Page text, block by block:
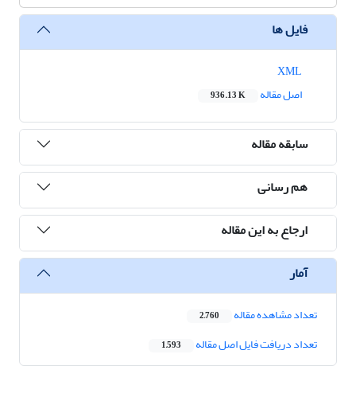
فایل ها
اصل مقاله
936.13 K
سابقه مقاله
هم رسانی
ارجاع به این مقاله
آمار
تعداد مشاهده مقاله 2,760
تعداد دریافت فایل اصل مقاله 1,593